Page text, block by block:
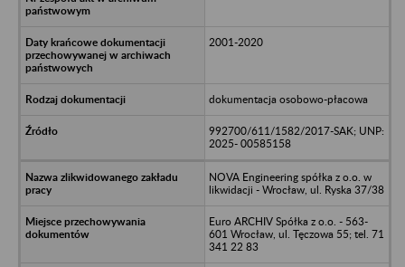
2001-2020
dokumentacja osobowo-płacowa
992700/611/1582/2017-SAK; UNP:
2025- 00585158
NOVA Engineering spółka z o.o. w
likwidacji - Wrocław, ul. Ryska 37/38
Euro ARCHIV Spółka z o.o. - 563-
601 Wrocław, ul. Tęczowa 55; tel. 71
341 22 83